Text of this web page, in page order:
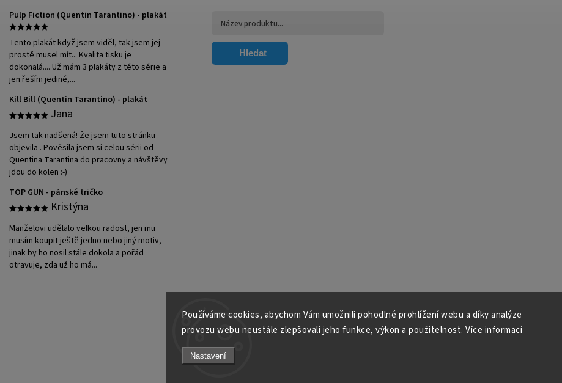
Používáme cookies, abychom Vám umožnili pohodlné prohlížení webu a díky analýze
provozu webu neustále zlepšovali jeho funkce, výkon a použitelnost. Více informací
Nastavení
Pulp Fiction (Quentin Tarantino) - plakát
Tento plakát když jsem viděl, tak jsem jej
prostě musel mít... Kvalita tisku je
dokonalá.... Už mám 3 plakáty z této série a
jen řeším jediné,...
Kill Bill (Quentin Tarantino) - plakát
Jana
Jsem tak nadšená! Že jsem tuto stránku
objevila . Pověsila jsem si celou sérii od
Quentina Tarantina do pracovny a návštěvy
jdou do kolen :-)
TOP GUN - pánské tričko
Kristýna
Manželovi udělalo velkou radost, jen mu
musím koupit ještě jedno nebo jiný motiv,
jinak by ho nosil stále dokola a pořád
otravuje, zda už ho má...
Hledat
Copyright 2026Xavier.cz . Všechna práva vyhrazena.